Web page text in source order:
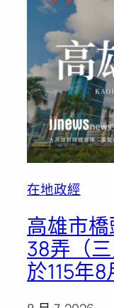
在地政經
高雄市
38弄（
於115年8